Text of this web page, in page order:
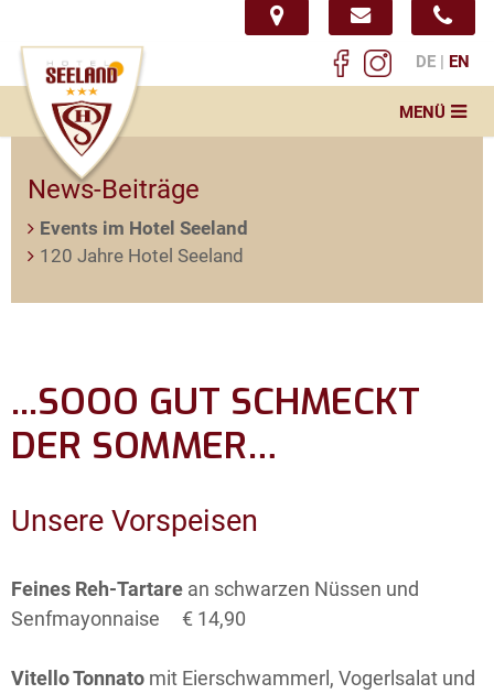
DE EN
MENÜ
Service & Info
News-Beiträge
Events im Hotel Seeland
120 Jahre Hotel Seeland
...SOOO GUT SCHMECKT
DER SOMMER…
Unsere Vorspeisen
Feines Reh-Tartare an schwarzen Nüssen und
Senfmayonnaise € 14,90
Vitello Tonnato mit Eierschwammerl, Vogerlsalat und